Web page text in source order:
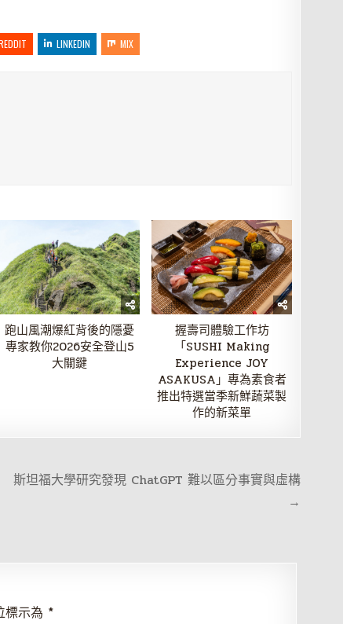
LINKEDIN MIX
跑山風潮爆紅背後的隱憂
專家教你2026安全登山5
大關鍵
握壽司體驗工作坊
「SUSHI Making
Experience JOY
ASAKUSA」專為素食者
推出特選當季新鮮蔬菜製
作的新菜單
斯坦福大學研究發現 ChatGPT 難以區分事實與虛構
→
標示為 *